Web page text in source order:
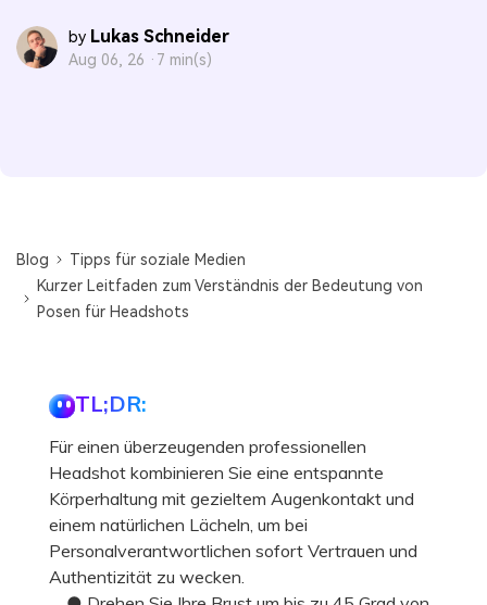
by Lukas Schneider
Aug 06, 26 · 7 min(s)
Blog
Tipps für soziale Medien
Kurzer Leitfaden zum Verständnis der Bedeutung von
Posen für Headshots
TL;DR:
Für einen überzeugenden professionellen
Headshot kombinieren Sie eine entspannte
Körperhaltung mit gezieltem Augenkontakt und
einem natürlichen Lächeln, um bei
Personalverantwortlichen sofort Vertrauen und
Authentizität zu wecken.